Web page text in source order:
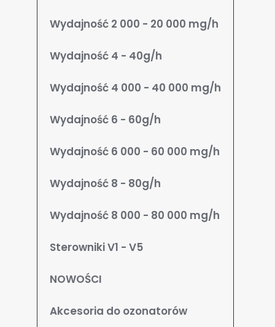
Wydajność 2 000 - 20 000 mg/h
Wydajność 4 - 40g/h
Wydajność 4 000 - 40 000 mg/h
Wydajność 6 - 60g/h
Wydajność 6 000 - 60 000 mg/h
Wydajność 8 - 80g/h
Wydajność 8 000 - 80 000 mg/h
Sterowniki V1 - V5
NOWOŚCI
Akcesoria do ozonatorów